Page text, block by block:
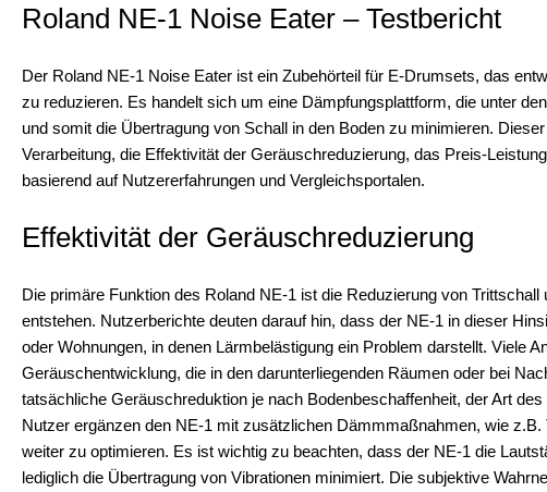
Roland NE-1 Noise Eater – Testbericht
Der Roland NE-1 Noise Eater ist ein Zubehörteil für E-Drumsets, das
zu reduzieren. Es handelt sich um eine Dämpfungsplattform, die unter
und somit die Übertragung von Schall in den Boden zu minimieren.
Verarbeitung, die Effektivität der Geräuschreduzierung, das Preis-
basierend auf Nutzererfahrungen und Vergleichsportalen.
Effektivität der Geräuschreduzierung
Die primäre Funktion des Roland NE-1 ist die Reduzierung von
entstehen. Nutzerberichte deuten darauf hin, dass der NE-1 in dieser
oder Wohnungen, in denen Lärmbelästigung ein Problem darstellt. Viele
Geräuschentwicklung, die in den darunterliegenden Räumen oder bei
tatsächliche Geräuschreduktion je nach Bodenbeschaffenheit, der Art
Nutzer ergänzen den NE-1 mit zusätzlichen Dämmmaßnahmen, wie
weiter zu optimieren. Es ist wichtig zu beachten, dass der NE-1 die
lediglich die Übertragung von Vibrationen minimiert. Die subjektive